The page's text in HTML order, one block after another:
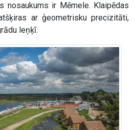
nosaukums ir Mēmele. Klaipēdas
ar ģeometrisku precizitāti,
leņķī.